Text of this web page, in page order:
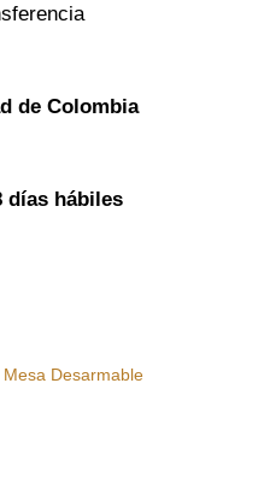
de Colombia
días hábiles
Mesa Desarmable